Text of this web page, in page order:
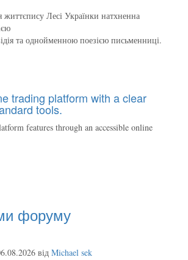
життєпису Лесі Українки натхненна
та однойменною поезією письменниці.
trading platform with a clear
tools.
features through an accessible online
форуму
від Michael sek